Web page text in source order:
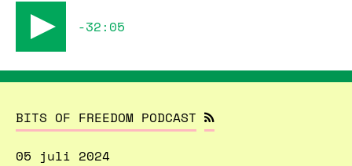
-32:05
BITS OF FREEDOM PODCAST
05 juli 2024